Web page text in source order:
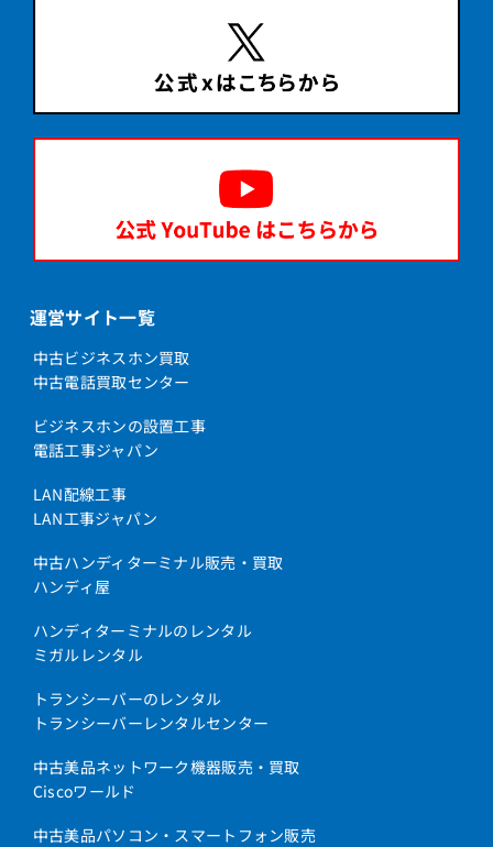
運営サイト一覧
中古ビジネスホン買取
中古電話買取センター
ビジネスホンの設置工事
電話工事ジャパン
LAN配線工事
LAN工事ジャパン
中古ハンディターミナル販売・買取
ハンディ屋
ハンディターミナルのレンタル
ミガルレンタル
トランシーバーのレンタル
トランシーバーレンタルセンター
中古美品ネットワーク機器販売・買取
Ciscoワールド
中古美品パソコン・スマートフォン販売